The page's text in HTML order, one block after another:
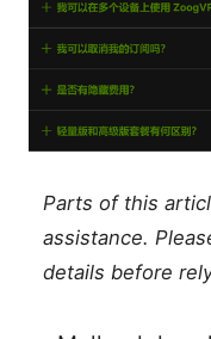
Parts of this
assistance.
details before